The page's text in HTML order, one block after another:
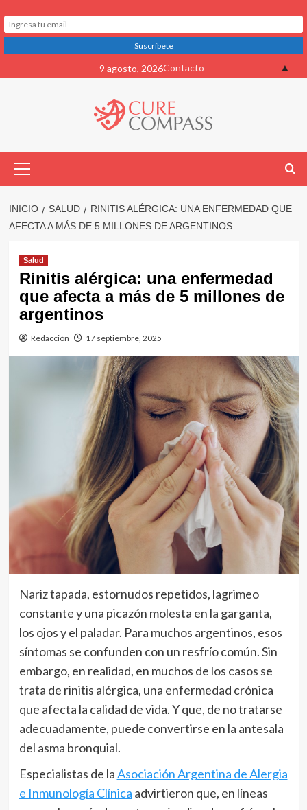
al
9 agosto, 2026Contacto
primario
INICIO SALUD
RINITIS ALÉRGICA: UNA ENFERMEDAD QUE
AFECTA A MÁS DE 5 MILLONES DE ARGENTINOS
Salud
Rinitis alérgica: una enfermedad
que afecta a más de 5 millones de
argentinos
Redacción 17 septiembre, 2025
Nariz tapada, estornudos repetidos, lagrimeo
constante y una picazón molesta en la garganta,
los ojos y el paladar. Para muchos argentinos, esos
síntomas se confunden con un resfrío común. Sin
embargo, en realidad, en muchos de los casos se
trata de rinitis alérgica, una enfermedad crónica
que afecta la calidad de vida. Y que, de no tratarse
adecuadamente, puede convertirse en la antesala
del asma bronquial.
Especialistas de laAsociación Argentina de Alergia
e Inmunología Clínica advirtieron que, en líneas
▲